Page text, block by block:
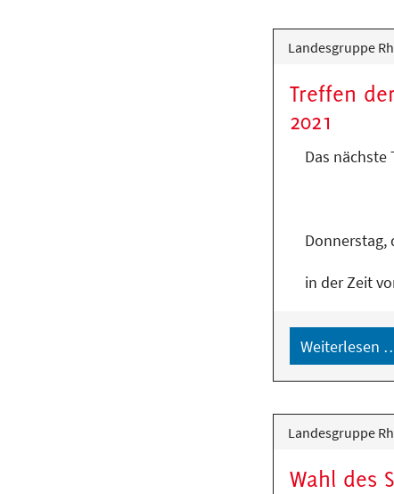
Landesgruppe
Treffen
2021
Das
Donnerstag,
in der Zeit
Weiterlesen
Landesgruppe
Wahl des